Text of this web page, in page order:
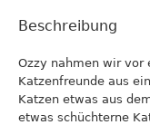
Beschreibung
Ozzy nahmen wir vor
Katzenfreunde aus
Katzen etwas aus
etwas schüchterne